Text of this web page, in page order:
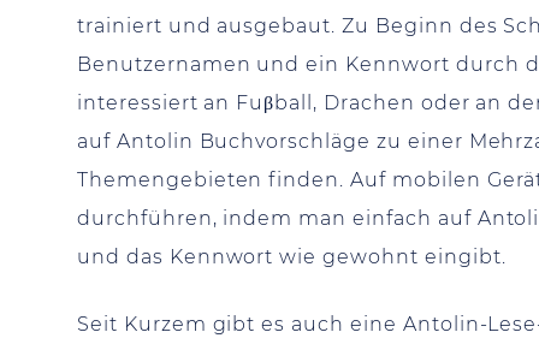
trainiert und ausgebaut. Zu Beginn des
Benutzernamen und ein Kennwort durch
interessiert an Fuβball, Drachen oder an
auf Antolin Buchvorschläge zu einer
Themengebieten finden. Auf mobilen
durchführen, indem man einfach auf
und das Kennwort wie gewohnt eingibt.
Seit Kurzem gibt es auch eine Antolin-